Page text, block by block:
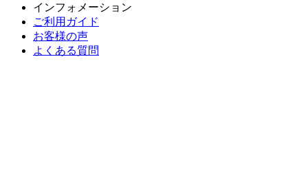
インフォメーション
ご利用ガイド
お客様の声
よくある質問